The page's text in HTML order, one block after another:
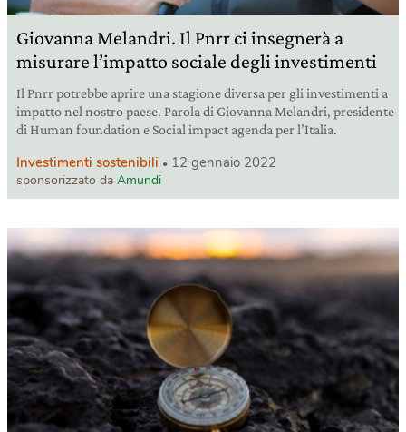
Giovanna Melandri. Il Pnrr ci insegnerà a
misurare l’impatto sociale degli investimenti
Il Pnrr potrebbe aprire una stagione diversa per gli investimenti a
impatto nel nostro paese. Parola di Giovanna Melandri, presidente
di Human foundation e Social impact agenda per l’Italia.
Investimenti sostenibili 12 gennaio 2022
sponsorizzato da Amundi